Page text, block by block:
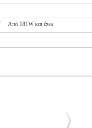
Από 181W και άνω